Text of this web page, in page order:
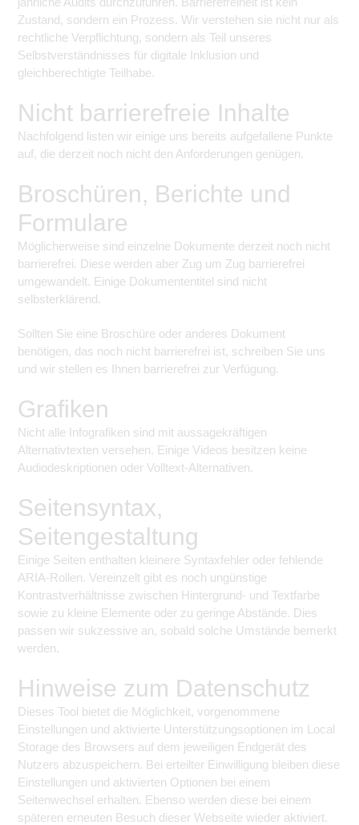
Zustand, sondern ein Prozess. Wir verstehen sie nicht nur als
rechtliche Verpflichtung, sondern als Teil unseres
Selbstverständnisses für digitale Inklusion und
gleichberechtigte Teilhabe.
Nicht barrierefreie Inhalte
Nachfolgend listen wir einige uns bereits aufgefallene Punkte
auf, die derzeit noch nicht den Anforderungen genügen.
Broschüren, Berichte und
Formulare
Möglicherweise sind einzelne Dokumente derzeit noch nicht
barrierefrei. Diese werden aber Zug um Zug barrierefrei
umgewandelt. Einige Dokumententitel sind nicht
selbsterklärend.
Sollten Sie eine Broschüre oder anderes Dokument
benötigen, das noch nicht barrierefrei ist, schreiben Sie uns
und wir stellen es Ihnen barrierefrei zur Verfügung.
Grafiken
Nicht alle Infografiken sind mit aussagekräftigen
Alternativtexten versehen. Einige Videos besitzen keine
Audiodeskriptionen oder Volltext-Alternativen.
Seitensyntax,
Seitengestaltung
Einige Seiten enthalten kleinere Syntaxfehler oder fehlende
ARIA-Rollen. Vereinzelt gibt es noch ungünstige
Kontrastverhältnisse zwischen Hintergrund- und Textfarbe
sowie zu kleine Elemente oder zu geringe Abstände. Dies
passen wir sukzessive an, sobald solche Umstände bemerkt
werden.
Hinweise zum Datenschutz
Dieses Tool bietet die Möglichkeit, vorgenommene
Einstellungen und aktivierte Unterstützungsoptionen im Local
Storage des Browsers auf dem jeweiligen Endgerät des
Nutzers abzuspeichern. Bei erteilter Einwilligung bleiben diese
Einstellungen und aktivierten Optionen bei einem
Seitenwechsel erhalten. Ebenso werden diese bei einem
späteren erneuten Besuch dieser Webseite wieder aktiviert.